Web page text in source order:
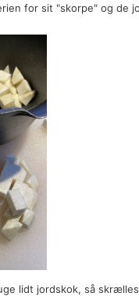
for sit "skorpe" og de
lidt jordskok, så